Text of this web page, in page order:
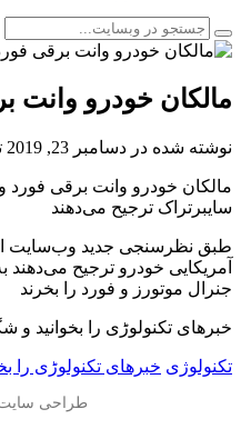
️مالکان خودرو وانت
نوشته شده در دسامبر 23, 2019
️مالکان خودرو وانت برقی فورد
سایبرتراک ترجیح می‌دهند
آمریکایی خودرو ترجیح می‌دهند
جنرال موتورز و فورد را بخرند
خبرهای تکنولوڑی را بخوانید
تکنولوژی خبرهای تکنولوڑی را